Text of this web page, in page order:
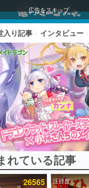
広告をスキップ
アップ
入り記事 インタビュー
れている記事
26565 注目度